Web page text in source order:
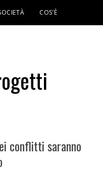
COS’È
conflitti saranno